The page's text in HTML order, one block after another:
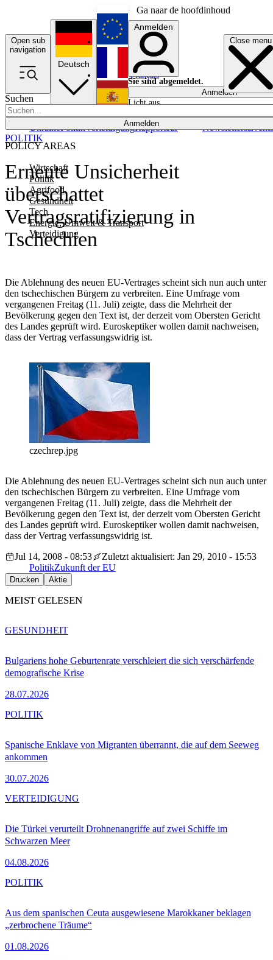
Ga naar de hoofdinhoud
Open sub
navigation
Close menu
Suchen
Anmelden
POLICY AREAS
Wirtschaft
Politik
Agrifood
Gesundheit
Tech
Energie, Umwelt & Transport
Verteidigung
UkrainePolitikVerteidigungRapporteur NewslettersEvents
Deutsch
English
Français
Anmelden
Sie sind abgemeldet.
Anmelden
Licht aus
Erneute Unsicherheit
überschattet
Vertragsratifizierung in
Tschechien
Die Ablehnung des neuen EU-Vertrages scheint sich nun auch unter
den tschechischen Bürgern zu verbreiten. Eine Umfrage vom
vergangenen Freitag (11. Juli) zeigte, dass die Mehrheit der
Bevölkerung gegen den Text ist, der derzeit vom Obersten Gericht
des Landes geprüft wird. Euroskeptiker wollen damit nachweisen,
dass der Vertrag verfassungswidrig ist.
POLITIK
czechrep.jpg
Die Ablehnung des neuen EU-Vertrages scheint sich nun auch unter
den tschechischen Bürgern zu verbreiten. Eine Umfrage vom
vergangenen Freitag (11. Juli) zeigte, dass die Mehrheit der
Bevölkerung gegen den Text ist, der derzeit vom Obersten Gericht
des Landes geprüft wird. Euroskeptiker wollen damit nachweisen,
dass der Vertrag verfassungswidrig ist.
Jul 14, 2008 - 08:53
Zuletzt aktualisiert: Jan 29, 2010 - 15:53
PolitikZukunft der EU
Drucken Aktie
MEIST GELESEN
Bulgariens hohe Geburtenrate verschleiert die sich verschärfende
demografische Krise
28.07.2026
GESUNDHEIT
Spanische Enklave von Migranten überrannt, die auf dem Seeweg
ankommen
30.07.2026
POLITIK
Die Türkei verurteilt Drohnenangriffe auf zwei Schiffe im
Schwarzen Meer
04.08.2026
VERTEIDIGUNG
Aus dem spanischen Ceuta ausgewiesene Marokkaner beklagen
„zerbrochene Träume“
01.08.2026
POLITIK